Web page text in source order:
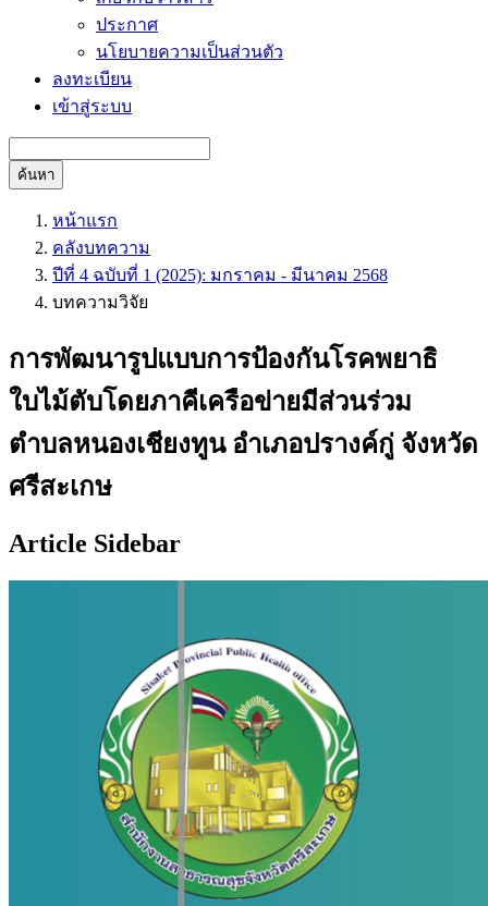
ประกาศ
นโยบายความเป็นส่วนตัว
ลงทะเบียน
เข้าสู่ระบบ
ค้นหา
หน้าแรก
คลังบทความ
ปีที่ 4 ฉบับที่ 1 (2025): มกราคม - มีนาคม 2568
บทความวิจัย
การพัฒนารูปแบบการป้องกันโรคพยาธิ
ใบไม้ตับโดยภาคีเครือข่ายมีส่วนร่วม
ตำบลหนองเชียงทูน อำเภอปรางค์กู่ จังหวัด
ศรีสะเกษ
Article Sidebar